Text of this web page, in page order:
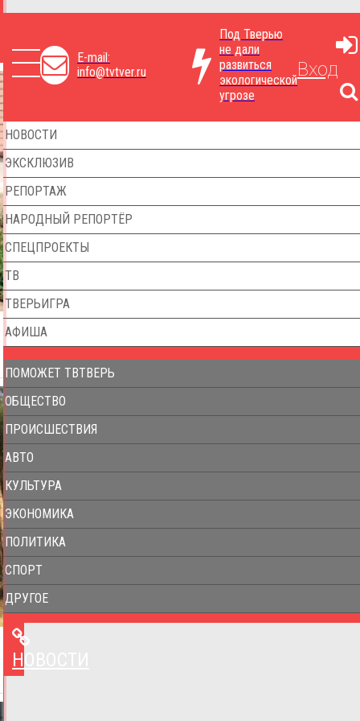
E-mail:
info@tvtver.ru
Под Тверью
не дали
развиться
экологической
угрозе
Вход
НОВОСТИ
ЭКСКЛЮЗИВ
РЕПОРТАЖ
НАРОДНЫЙ РЕПОРТЁР
СПЕЦПРОЕКТЫ
ТВ
ТВЕРЬИГРА
АФИША
ПОМОЖЕТ ТВТВЕРЬ
ОБЩЕСТВО
ПРОИСШЕСТВИЯ
АВТО
КУЛЬТУРА
ЭКОНОМИКА
ПОЛИТИКА
СПОРТ
ДРУГОЕ
НОВОСТИ